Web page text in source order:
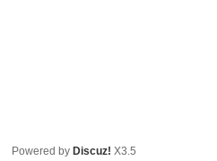
Powered by Discuz! X3.5